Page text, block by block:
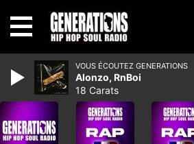
VOUS ÉCOUTEZ GENERATIONS
Alonzo, RnBoi
18 Carats